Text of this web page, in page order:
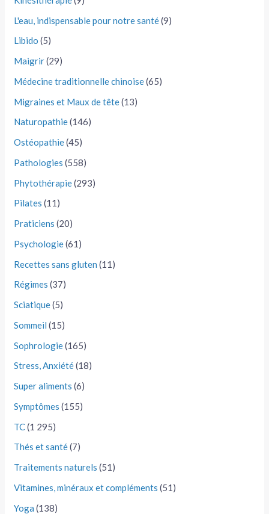
L'eau, indispensable pour notre santé(9)
Libido (5)
Maigrir(29)
Médecine traditionnelle chinoise(65)
Migraines et Maux de tête(13)
Naturopathie(146)
Ostéopathie(45)
Pathologies (558)
Phytothérapie(293)
Pilates (11)
Praticiens (20)
Psychologie(61)
Recettes sans gluten (11)
Régimes (37)
Sciatique(5)
Sommeil (15)
Sophrologie(165)
Stress, Anxiété(18)
Super aliments (6)
Symptômes (155)
TC(1 295)
Thés et santé(7)
Traitements naturels (51)
Vitamines, minéraux et compléments (51)
Yoga (138)